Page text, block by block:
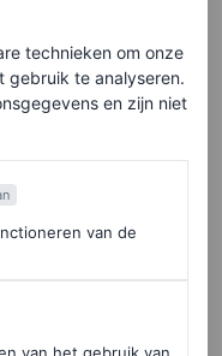
technieken om onze
gebruik te analyseren.
en zijn niet
van de